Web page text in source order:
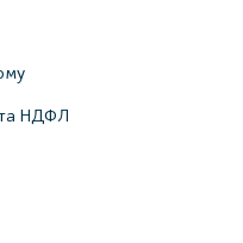
Красносельское
НДФЛ